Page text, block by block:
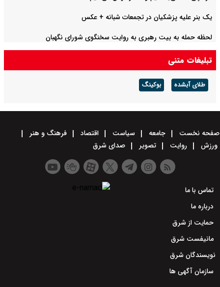
یک بنر علیه پزشکیان در تجمعات شبانه +‌ عکس
لحظه حمله به بیت رهبری به روایت سخنگوی شورای نگهبان
تبلیغات متنی
طلای آبشده بوکینگ
صفحه نخست جامعه سیاست اقتصاد
فرهنگ و هنر
ورزش
روایت تصویر صدای شرق
تماس با ما
درباره ما
حمایت از شرق
مانیفست شرق
نویسندگان شرق
سازمان آگهی ها